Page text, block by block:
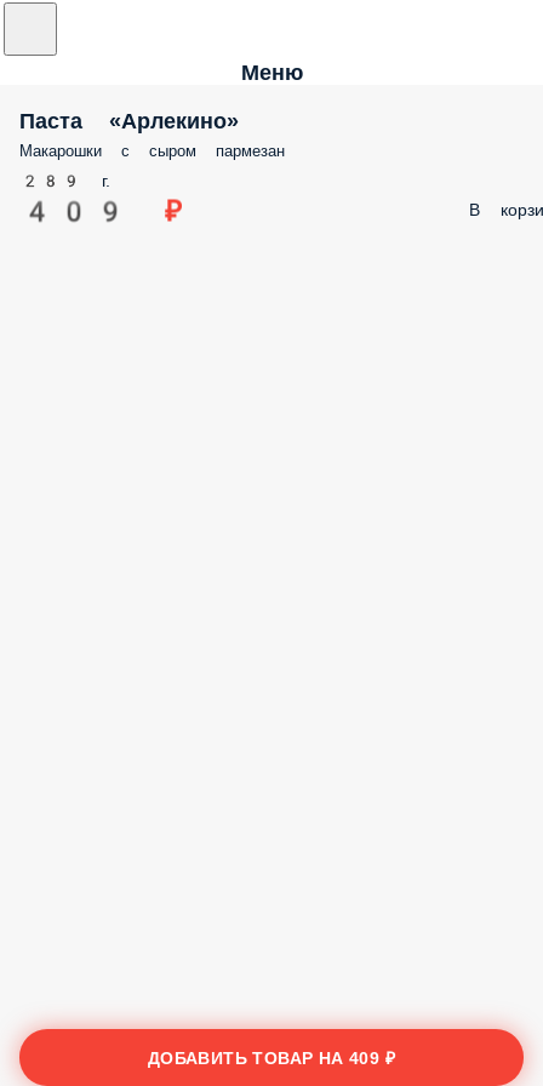
Меню
Паста «Арлекино»
Макарошки с сыром пармезан
289 г.
409 ₽ В
ДОБАВИТЬ ТОВАР НА409 ₽